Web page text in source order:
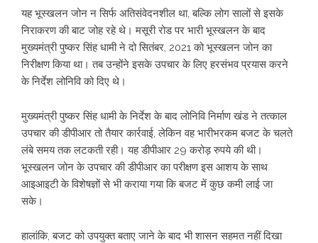
यह भूस्खलन जोन न सिर्फ अतिसंवेदनशील था, बल्कि लोग सालों से इसके
निराकरण की बाट जोह रहे थे। मसूरी रोड पर भारी भूस्खलन के बाद
मुख्यमंत्री पुष्कर सिंह धामी ने दो सितंबर, 2021 को भूस्खलन जोन का
निरीक्षण किया था। तब उन्होंने इसके उपचार के लिए हरसंभव प्रयास करने
के निर्देश लोनिवि को दिए थे।
मुख्यमंत्री पुष्कर सिंह धामी के निर्देश के बाद लोनिवि निर्माण खंड ने तत्काल
उपचार की डीपीआर तो तैयार कार्रवाई, लेकिन वह भारीभरकम बजट के चलते
लंबे समय तक लटकती रही। यह डीपीआर 29 करोड़ रुपये की थी।
भूस्खलन जोन के उपचार की डीपीआर का परीक्षण इस आशय के साथ
आइआइटी के विशेषज्ञों से भी कराया गया कि बजट में कुछ कमी लाई जा
सके।
हालांकि, बजट को उपयुक्त बताए जाने के बाद भी शासन सहमत नहीं दिखा